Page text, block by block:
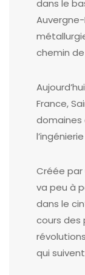
dans le
chemin
France,
domaines
Créée par
va peu à
dans le
cours des
qui